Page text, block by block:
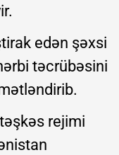
edən şəxsi
təcrübəsini
rejimi